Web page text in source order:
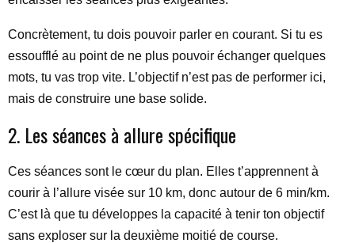
Concrètement, tu dois pouvoir parler en courant. Si tu es
essoufflé au point de ne plus pouvoir échanger quelques
mots, tu vas trop vite. L’objectif n’est pas de performer ici,
mais de construire une base solide.
2. Les séances à allure spécifique
Ces séances sont le cœur du plan. Elles t’apprennent à
courir à l’allure visée sur 10 km, donc autour de 6 min/km.
C’est là que tu développes la capacité à tenir ton objectif
sans exploser sur la deuxième moitié de course.